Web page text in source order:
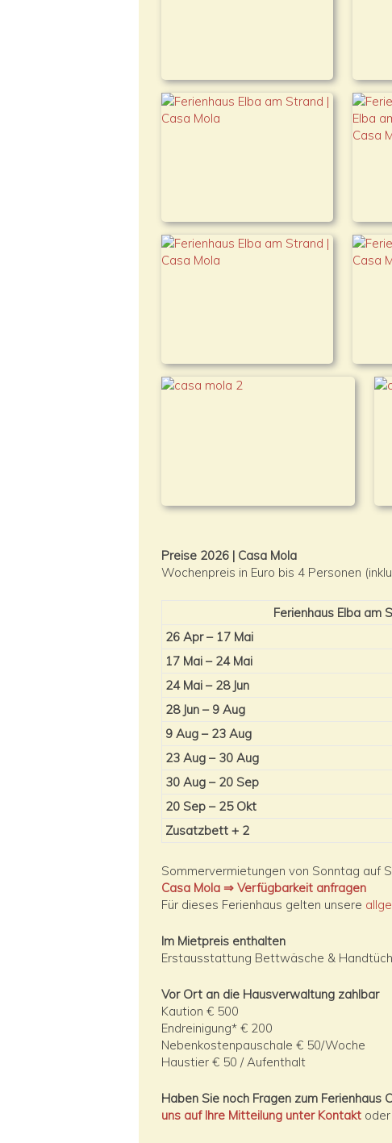
Preise 2026 | Casa Mola
Wochenpreis in Euro bis 4 Personen
Ferienhaus Elba am
26 Apr – 17 Mai
17 Mai – 24 Mai
24 Mai – 28 Jun
28 Jun – 9 Aug
9 Aug – 23 Aug
23 Aug – 30 Aug
30 Aug – 20 Sep
20 Sep – 25 Okt
Zusatzbett + 2
Sommervermietungen von Sonntag auf
Casa Mola ⇒ Verfügbarkeit anfragen
Für dieses Ferienhaus gelten unsere
Im Mietpreis enthalten
Erstausstattung Bettwäsche &
Vor Ort an die Hausverwaltung zahlbar
Kaution € 500
Endreinigung* € 200
Nebenkostenpauschale € 50/Woche
Haustier € 50 / Aufenthalt
Haben Sie noch Fragen zum Ferienhaus
uns auf Ihre Mitteilung unter Kontakt